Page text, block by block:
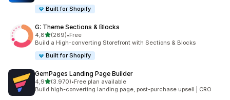
Built for Shopify
G: Theme Sections & Blocks
4,8stelle su 5
(269)
269 recensioni totali
•Free
Build a High-converting Storefront with Sections & Blocks
Built for Shopify
GemPages Landing Page Builder
4,9stelle su 5
(3.970)
3970 recensioni totali
•Free plan available
Build high-converting landing page, post-purchase upsell | CRO